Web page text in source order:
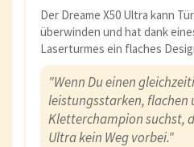
Der Dreame X50 Ultra kann
überwinden und hat dank
Laserturmes ein flaches
"Wenn Du einen
leistungsstarken, flachen
Kletterchampion suchst,
Ultra kein Weg vorbei."